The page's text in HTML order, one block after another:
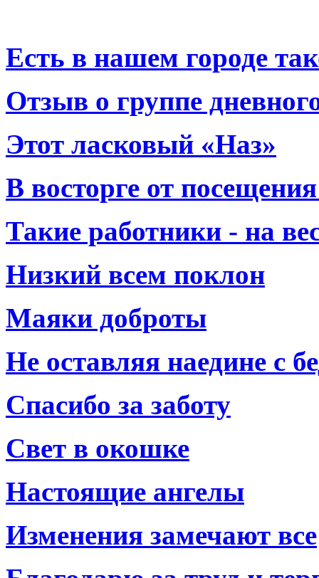
Есть в нашем городе
Отзыв о группе
Этот ласковый «Наз»
В восторге от
Такие работники - на
Низкий всем поклон
Маяки доброты
Не оставляя наедине с
Спасибо за заботу
Свет в окошке
Настоящие ангелы
Изменения замечают все